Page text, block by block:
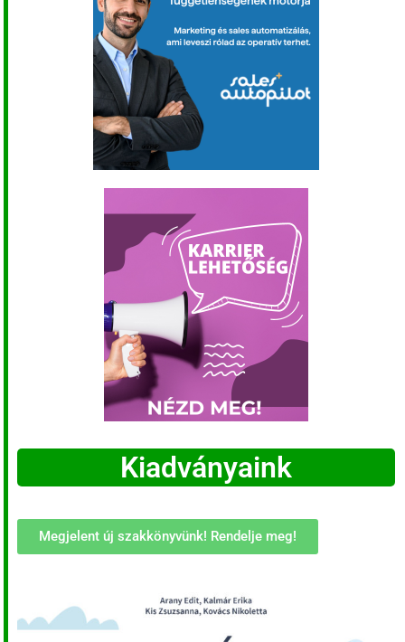
Kiadványaink
Megjelent új szakkönyvünk! Rendelje meg!